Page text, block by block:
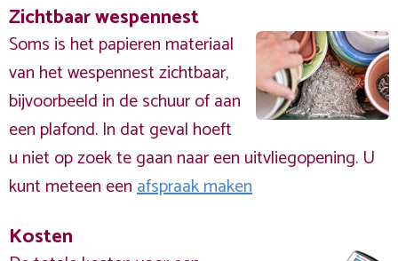
Zichtbaar wespennest
Soms is het papieren materiaal
van het wespennest zichtbaar,
bijvoorbeeld in de schuur of aan
een plafond. In dat geval hoeft
u niet op zoek te gaan naar een uitvliegopening. U
kunt meteen eenafspraak maken
Kosten